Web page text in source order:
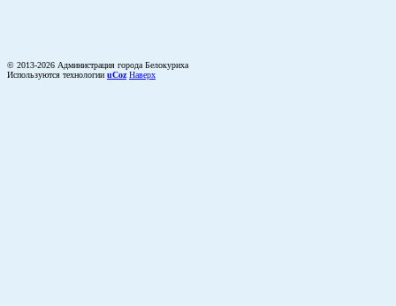
© 2013-2026 Администрация города Белокуриха
Используются технологии uCoz Наверх